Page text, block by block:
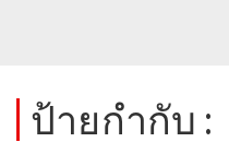
ป้ายกำกับ :